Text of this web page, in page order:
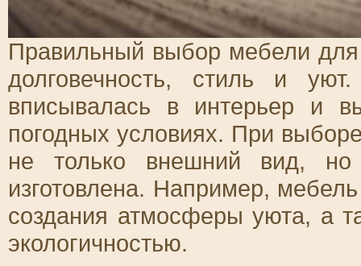
Правильный выбор мебели для
долговечность, стиль и
вписывалась в интерьер и
погодных условиях. При
не только внешний вид,
изготовлена. Например,
создания атмосферы уюта, а
экологичностью.